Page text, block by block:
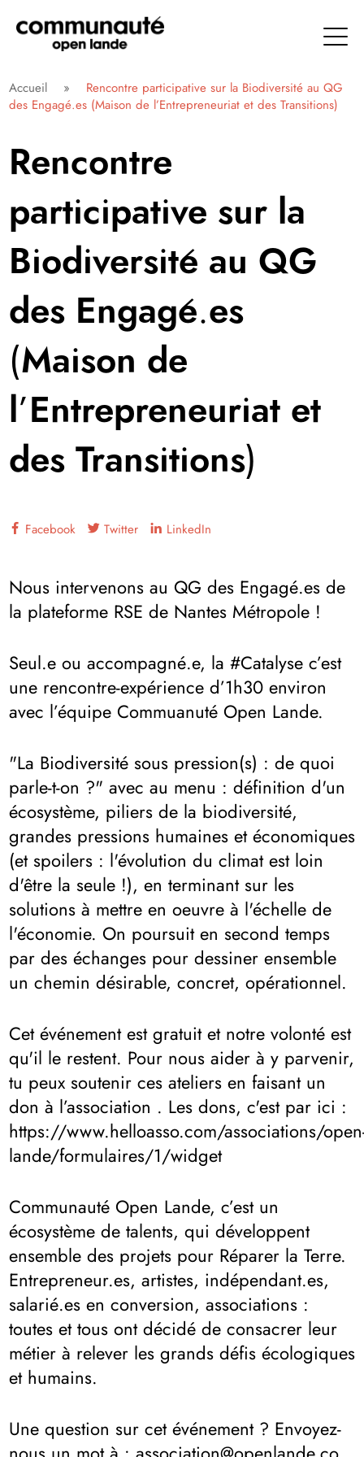
directement
contenu
Communauté Open Lande
Accueil »
Rencontre participative sur la Biodiversité au QG
des Engagé.es (Maison de l’Entrepreneuriat et des Transitions)
Rencontre
participative sur la
Biodiversité au QG
des Engagé.es
(Maison de
l’Entrepreneuriat et
des Transitions)
Facebook Twitter LinkedIn
Nous intervenons au QG des Engagé.es de
la plateforme RSE de Nantes Métropole !
Seul.e ou accompagné.e, la #Catalyse c’est
une rencontre-expérience d’1h30 environ
avec l’équipe Commuanuté Open Lande.
"La Biodiversité sous pression(s) : de quoi
parle-t-on ?" avec au menu : définition d'un
écosystème, piliers de la biodiversité,
grandes pressions humaines et économiques
(et spoilers : l'évolution du climat est loin
d'être la seule !), en terminant sur les
solutions à mettre en oeuvre à l'échelle de
l'économie. On poursuit en second temps
par des échanges pour dessiner ensemble
un chemin désirable, concret, opérationnel.
Cet événement est gratuit et notre volonté est
qu'il le restent. Pour nous aider à y parvenir,
tu peux soutenir ces ateliers en faisant un
don à l’association . Les dons, c'est par ici :
https://www.helloasso.com/associations/
lande/formulaires/1/widget
Communauté Open Lande, c’est un
écosystème de talents, qui développent
ensemble des projets pour Réparer la Terre.
Entrepreneur.es, artistes, indépendant.es,
salarié.es en conversion, associations :
toutes et tous ont décidé de consacrer leur
métier à relever les grands défis écologiques
et humains.
Une question sur cet événement ? Envoyez-